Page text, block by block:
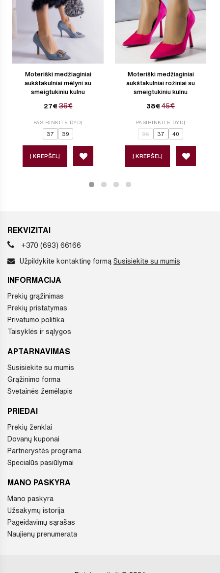
Moteriški medžiaginiai
aukštakulniai mėlyni su
smeigtukiniu kulnu
27€ 36€
PASIRINKITE DYDĮ
37 39
Į KREPŠELĮ
Moteriški medžiaginiai
aukštakulniai rožiniai su
smeigtukiniu kulnu
38€ 45€
PASIRINKITE DYDĮ
36 37 40
Į KREPŠELĮ
REKVIZITAI
+370 (693) 66166
Užpildykite kontaktinę formą Susisiekite su mumis
INFORMACIJA
Prekių grąžinimas
Prekių pristatymas
Privatumo politika
Taisyklės ir sąlygos
APTARNAVIMAS
Susisiekite su mumis
Grąžinimo forma
Svetainės žemėlapis
PRIEDAI
Prekių ženklai
Dovanų kuponai
Partnerystės programa
Specialūs pasiūlymai
MANO PASKYRA
Mano paskyra
Užsakymų istorija
Pageidavimų sąrašas
Naujienų prenumerata